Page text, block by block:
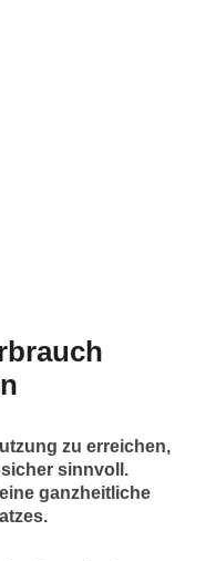
zu erreichen,
sinnvoll.
ganzheitliche